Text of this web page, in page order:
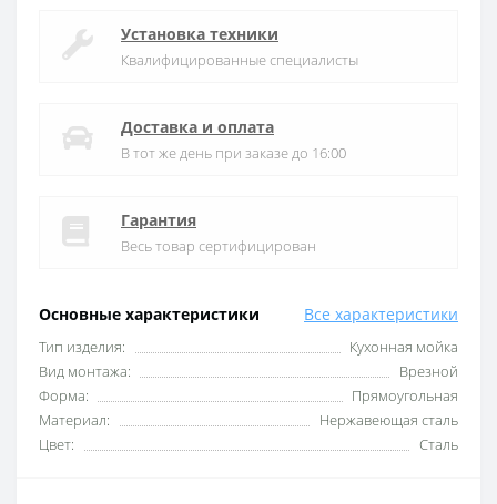
Основные характеристики Все характеристики
Тип изделия:
Кухонная мойка
Вид монтажа:
Врезной
Форма:
Прямоугольная
Материал:
Нержавеющая сталь
Цвет:
Сталь
Установка техники
Квалифицированные специалисты
Доставка и оплата
В тот же день при заказе до 16:00
Гарантия
Весь товар сертифицирован